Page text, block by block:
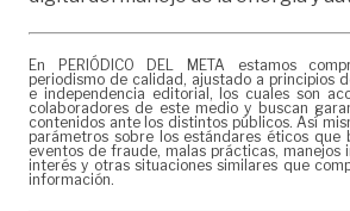
En PERIÓDICO DEL META estamos
periodismo de calidad, ajustado a principios
e independencia editorial, los cuales son
colaboradores de este medio y buscan
contenidos ante los distintos públicos. Así
parámetros sobre los estándares éticos que
eventos de fraude, malas prácticas,
interés y otras situaciones similares que
información.